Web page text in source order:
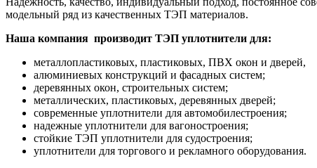
модельный ряд из качественных ТЭП материалов.
Наша компания производит ТЭП уплотнители для:
металлопластиковых, пластиковых, ПВХ окон и дверей,
алюминиевых конструкций и фасадных систем;
деревянных окон, строительных систем;
металлических, пластиковых, деревянных дверей;
современные уплотнители для автомобилестроения;
надежные уплотнители для вагоностроения;
стойкие ТЭП уплотнители для судостроения;
уплотнители для торгового и рекламного оборудования.